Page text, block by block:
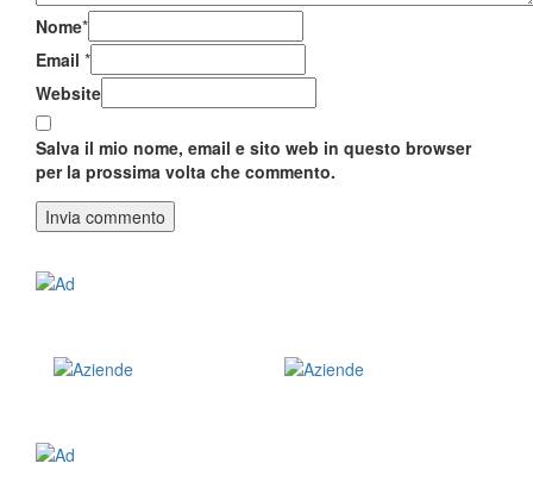
Nome*
Email *
Website
Salva il mio nome, email e sito web in questo browser
per la prossima volta che commento.